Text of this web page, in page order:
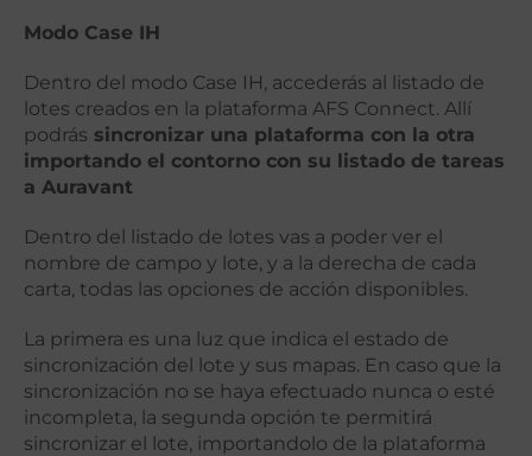
Modo Case IH
Dentro del modo Case IH, accederás al listado de
lotes creados en la plataforma AFS Connect. Allí
podrás sincronizar una plataforma con la otra
importando el contorno con su listado de tareas
a Auravant
Dentro del listado de lotes vas a poder ver el
nombre de campo y lote, y a la derecha de cada
carta, todas las opciones de acción disponibles.
La primera es una luz que indica el estado de
sincronización del lote y sus mapas. En caso que la
sincronización no se haya efectuado nunca o esté
incompleta, la segunda opción te permitirá
sincronizar el lote, importandolo de la plataforma